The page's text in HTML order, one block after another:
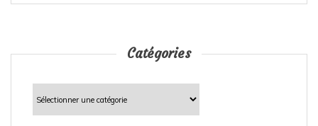
Catégories
Catégories